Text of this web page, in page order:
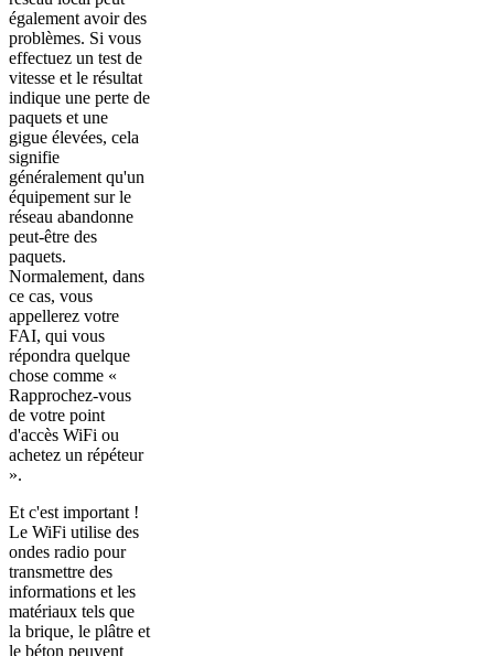
également avoir des
problèmes. Si vous
effectuez un test de
vitesse et le résultat
indique une perte de
paquets et une
gigue élevées, cela
signifie
généralement qu'un
équipement sur le
réseau abandonne
peut-être des
paquets.
Normalement, dans
ce cas, vous
appellerez votre
FAI, qui vous
répondra quelque
chose comme «
Rapprochez-vous
de votre point
d'accès WiFi ou
achetez un répéteur
».
Et c'est important !
Le WiFi utilise des
ondes radio pour
transmettre des
informations et les
matériaux tels que
la brique, le plâtre et
le béton peuvent